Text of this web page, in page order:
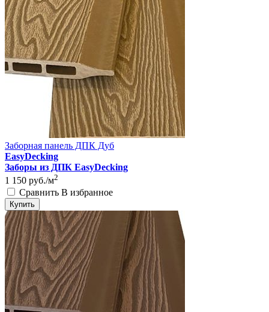
Заборная панель ДПК Дуб
EasyDecking
Заборы из ДПК EasyDecking
1 150 руб./м2
Сравнить В избранное
Купить